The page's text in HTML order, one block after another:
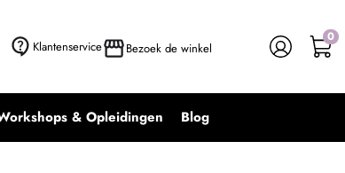
Klantenservice Bezoek de winkel
0
& Opleidingen Blog
+ In winkelwagen